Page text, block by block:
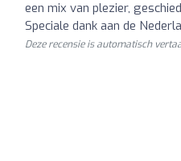
een mix van plezier,
Speciale dank aan de
Deze recensie is automatisch